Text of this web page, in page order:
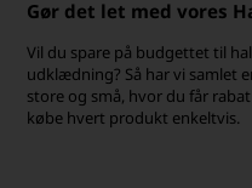
Gør det let med vores
Vil du spare på budgettet til
udklædning? Så har vi samlet
store og små, hvor du får
købe hvert produkt enkeltvis.